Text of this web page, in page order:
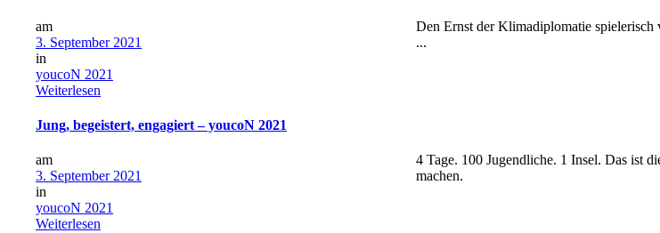
am
3. September 2021
in
youcoN 2021
Weiterlesen
Den Ernst der Klimadiplomatie spielerisch
...
Jung, begeistert, engagiert – youcoN 2021
am
3. September 2021
in
youcoN 2021
Weiterlesen
4 Tage. 100 Jugendliche. 1 Insel. Das ist
machen.